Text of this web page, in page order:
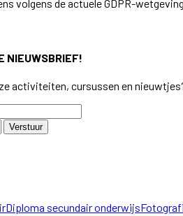
volgens de actuele GDPR-
NIEUWSBRIEF!
activiteiten, cursussen en
Verstuur
Diploma secundair onderwijs